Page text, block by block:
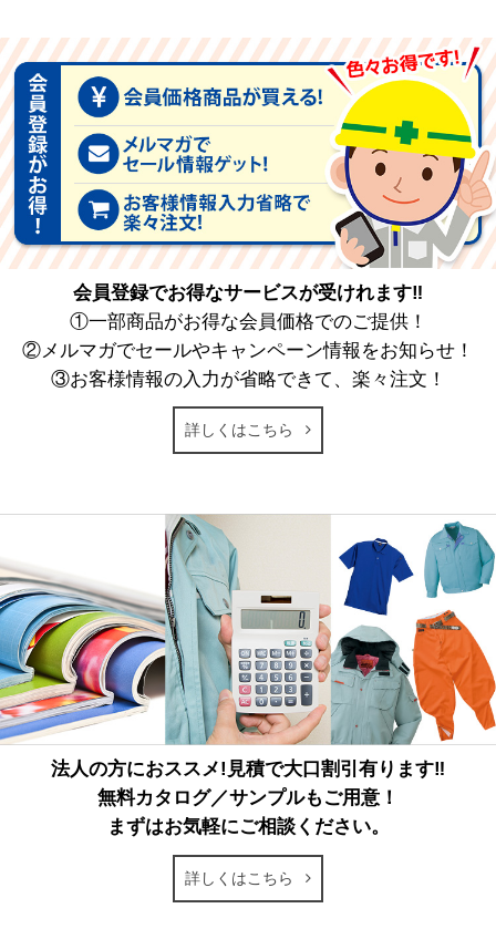
会員登録でお得なサービスが受けれます‼
①一部商品がお得な会員価格でのご提供！
②メルマガでセールやキャンペーン情報をお知らせ！
③お客様情報の入力が省略できて、楽々注文！
詳しくはこちら
法人の方におススメ!見積で大口割引有ります‼
無料カタログ／サンプルもご用意！
まずはお気軽にご相談ください。
詳しくはこちら